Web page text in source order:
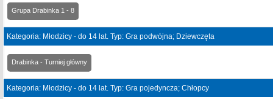
Grupa Drabinka 1 - 8
Kategoria: Młodzicy - do 14 lat. Typ: Gra podwójna; Dziewczęta
Drabinka - Turniej główny
Kategoria: Młodzicy - do 14 lat. Typ: Gra pojedyncza; Chłopcy